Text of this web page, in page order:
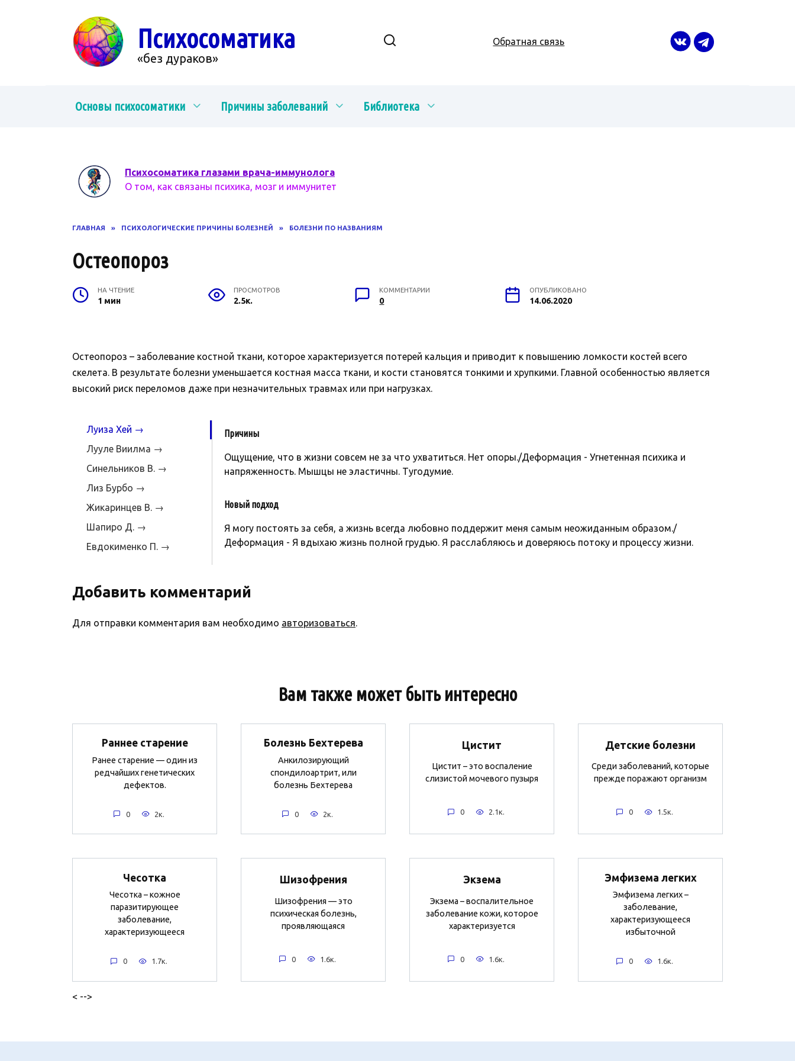
Психосоматика
«без дураков»
Обратная связь
Основы психосоматики Причины заболеваний Библиотека
Психосоматика глазами врача-иммунолога
О том, как связаны психика, мозг и иммунитет
ГЛАВНАЯ » ПСИХОЛОГИЧЕСКИЕ ПРИЧИНЫ БОЛЕЗНЕЙ » БОЛЕЗНИ ПО НАЗВАНИЯМ
Остеопороз
НА ЧТЕНИЕ
1 мин
ПРОСМОТРОВ
2.5к.
КОММЕНТАРИИ
0
ОПУБЛИКОВАНО
14.06.2020
Остеопороз – заболевание костной ткани, которое характеризуется потерей кальция и приводит к повышению ломкости костей всего
скелета. В результате болезни уменьшается костная масса ткани, и кости становятся тонкими и хрупкими. Главной особенностью является
высокий риск переломов даже при незначительных травмах или при нагрузках.
Луиза Хей →
Лууле Виилма →
Синельников В. →
Лиз Бурбо →
Жикаринцев В. →
Шапиро Д. →
Евдокименко П. →
Причины
Ощущение, что в жизни совсем не за что ухватиться. Нет опоры./Деформация - Угнетенная психика и
напряженность. Мышцы не эластичны. Тугодумие.
Новый подход
Я могу постоять за себя, а жизнь всегда любовно поддержит меня самым неожиданным образом./
Деформация - Я вдыхаю жизнь полной грудью. Я расслабляюсь и доверяюсь потоку и процессу жизни.
Добавить комментарий
Для отправки комментария вам необходимо авторизоваться.
Вам также может быть интересно
Раннее старение
Ранее старение — один из
редчайших генетических
дефектов.
0 2к.
Болезнь Бехтерева
Анкилозирующий
спондилоартрит, или
болезнь Бехтерева
0 2к.
Цистит
Цистит – это воспаление
слизистой мочевого пузыря
0 2.1к.
Детские болезни
Среди заболеваний, которые
прежде поражают организм
0 1.5к.
Чесотка
Чесотка – кожное
паразитирующее
заболевание,
характеризующееся
0 1.7к.
Шизофрения
Шизофрения — это
психическая болезнь,
проявляющаяся
0 1.6к.
Экзема
Экзема – воспалительное
заболевание кожи, которое
характеризуется
0 1.6к.
Эмфизема легких
Эмфизема легких –
заболевание,
характеризующееся
избыточной
0 1.6к.
< -->